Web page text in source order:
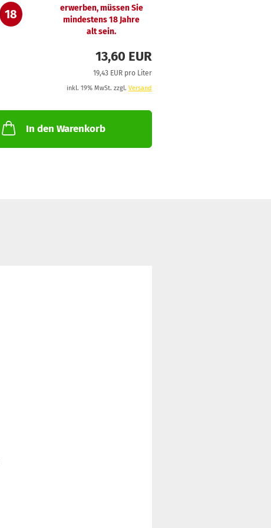
18
erwerben, müssen Sie
mindestens 18 Jahre
alt sein.
13,60 EUR
19,43 EUR pro Liter
inkl. 19% MwSt. zzgl. Versand
In den Warenkorb